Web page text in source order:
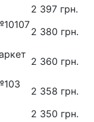
2 397 грн.
2 380 грн.
2 360 грн.
2 358 грн.
2 350 грн.